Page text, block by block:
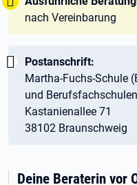
nach Vereinbarung
Wichtig:
Postanschrift:
Martha-Fuchs-Schule
und
Kastanienallee 71
38102 Braunschweig
Deine Beraterin vor